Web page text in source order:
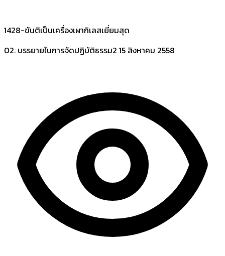
1428-ขันติเป็นเครื่องเผากิเลสเยี่ยมสุด
02. บรรยายในการจัดปฏิบัติธรรม2 15 สิงหาคม 2558